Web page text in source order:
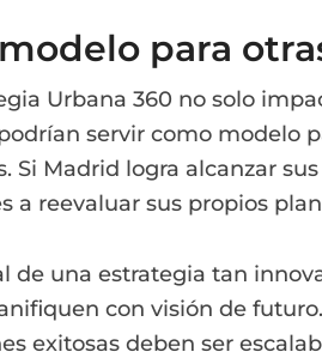
para
Urbana 360 no solo
servir como modelo
Si Madrid logra alcanzar
a reevaluar sus propios
de una estrategia tan
con visión de
exitosas deben ser